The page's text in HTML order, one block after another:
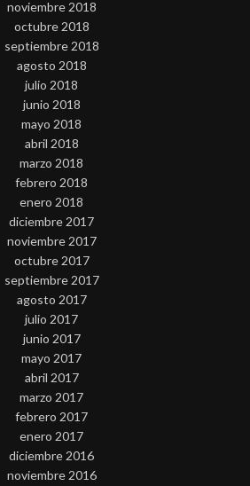
noviembre 2018
octubre 2018
septiembre 2018
agosto 2018
julio 2018
junio 2018
mayo 2018
abril 2018
marzo 2018
febrero 2018
enero 2018
diciembre 2017
noviembre 2017
octubre 2017
septiembre 2017
agosto 2017
julio 2017
junio 2017
mayo 2017
abril 2017
marzo 2017
febrero 2017
enero 2017
diciembre 2016
noviembre 2016